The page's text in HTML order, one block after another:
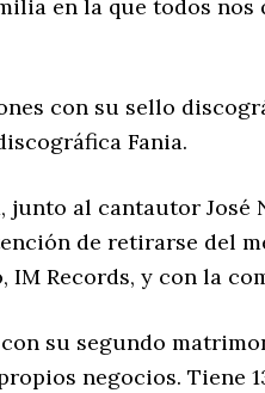
en la que todos
con su sello
Fania.
junto al cantautor
de retirarse del
Records, y con la
su segundo
negocios. Tiene